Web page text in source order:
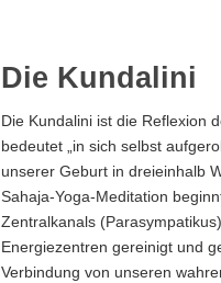
Die Kundalini
Die Kundalini ist die Reflexion
bedeutet „in sich selbst
unserer Geburt in dreieinhalb
Sahaja-Yoga-Meditation
Zentralkanals
Energiezentren gereinigt und
Verbindung von unseren